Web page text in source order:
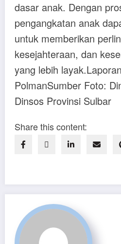
dasar anak. Dengan
pengangkatan anak
untuk memberikan
kesejahteraan, dan
yang lebih
PolmanSumber Foto:
Dinsos Provinsi Sulbar
Share this content: